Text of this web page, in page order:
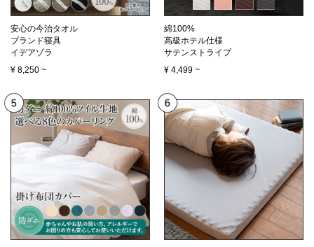
安心の今治タオル
ブランド寝具
イデアゾラ
¥ 8,250 ~
綿100%
高級ホテル仕様
サテンストライプ
¥ 4,499 ~